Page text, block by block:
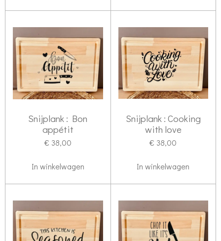
Snijplank : Bon
appétit
€ 38,00
In winkelwagen
Snijplank : Cooking
with love
€ 38,00
In winkelwagen